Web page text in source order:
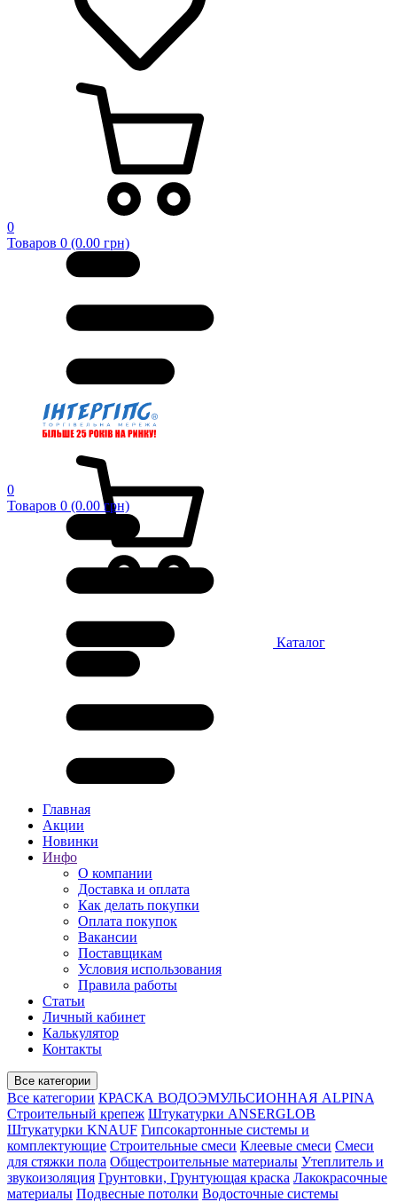
0
Товаров 0 (0.00 грн)
0
Товаров 0 (0.00 грн)
Каталог
Главная
Акции
Новинки
Инфо
О компании
Доставка и оплата
Как делать покупки
Оплата покупок
Вакансии
Поставщикам
Условия использования
Правила работы
Статьи
Личный кабинет
Калькулятор
Контакты
Все категории
Все категории КРАСКА ВОДОЭМУЛЬСИОННАЯ ALPINA
Строительный крепеж Штукатурки ANSERGLOB
Штукатурки KNAUF Гипсокартонные системы и
комплектующие Строительные смеси Клеевые смеси Смеси
для стяжки пола Общестроительные материалы Утеплитель и
звукоизоляция Грунтовки, Грунтующая краска Лакокрасочные
материалы Подвесные потолки Водосточные системы